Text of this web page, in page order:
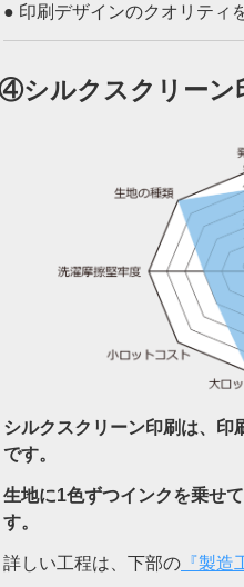
● 印刷デザインのクオリティ
シルクスクリーン
シルクスクリーン印刷は、印
です。
生地に1色ずつインクを乗せ
す。
詳しい工程は、下部の 『製造